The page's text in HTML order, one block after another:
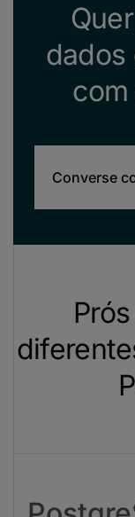
dados
Converse